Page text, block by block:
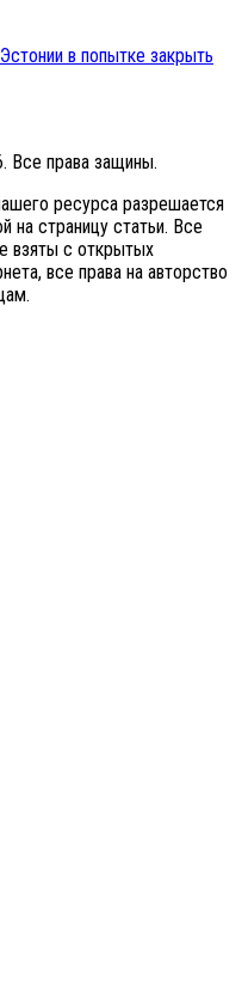
в попытке закрыть
Все права защины.
ресурса разрешается
на страницу статьи. Все
взяты с открытых
все права на авторство